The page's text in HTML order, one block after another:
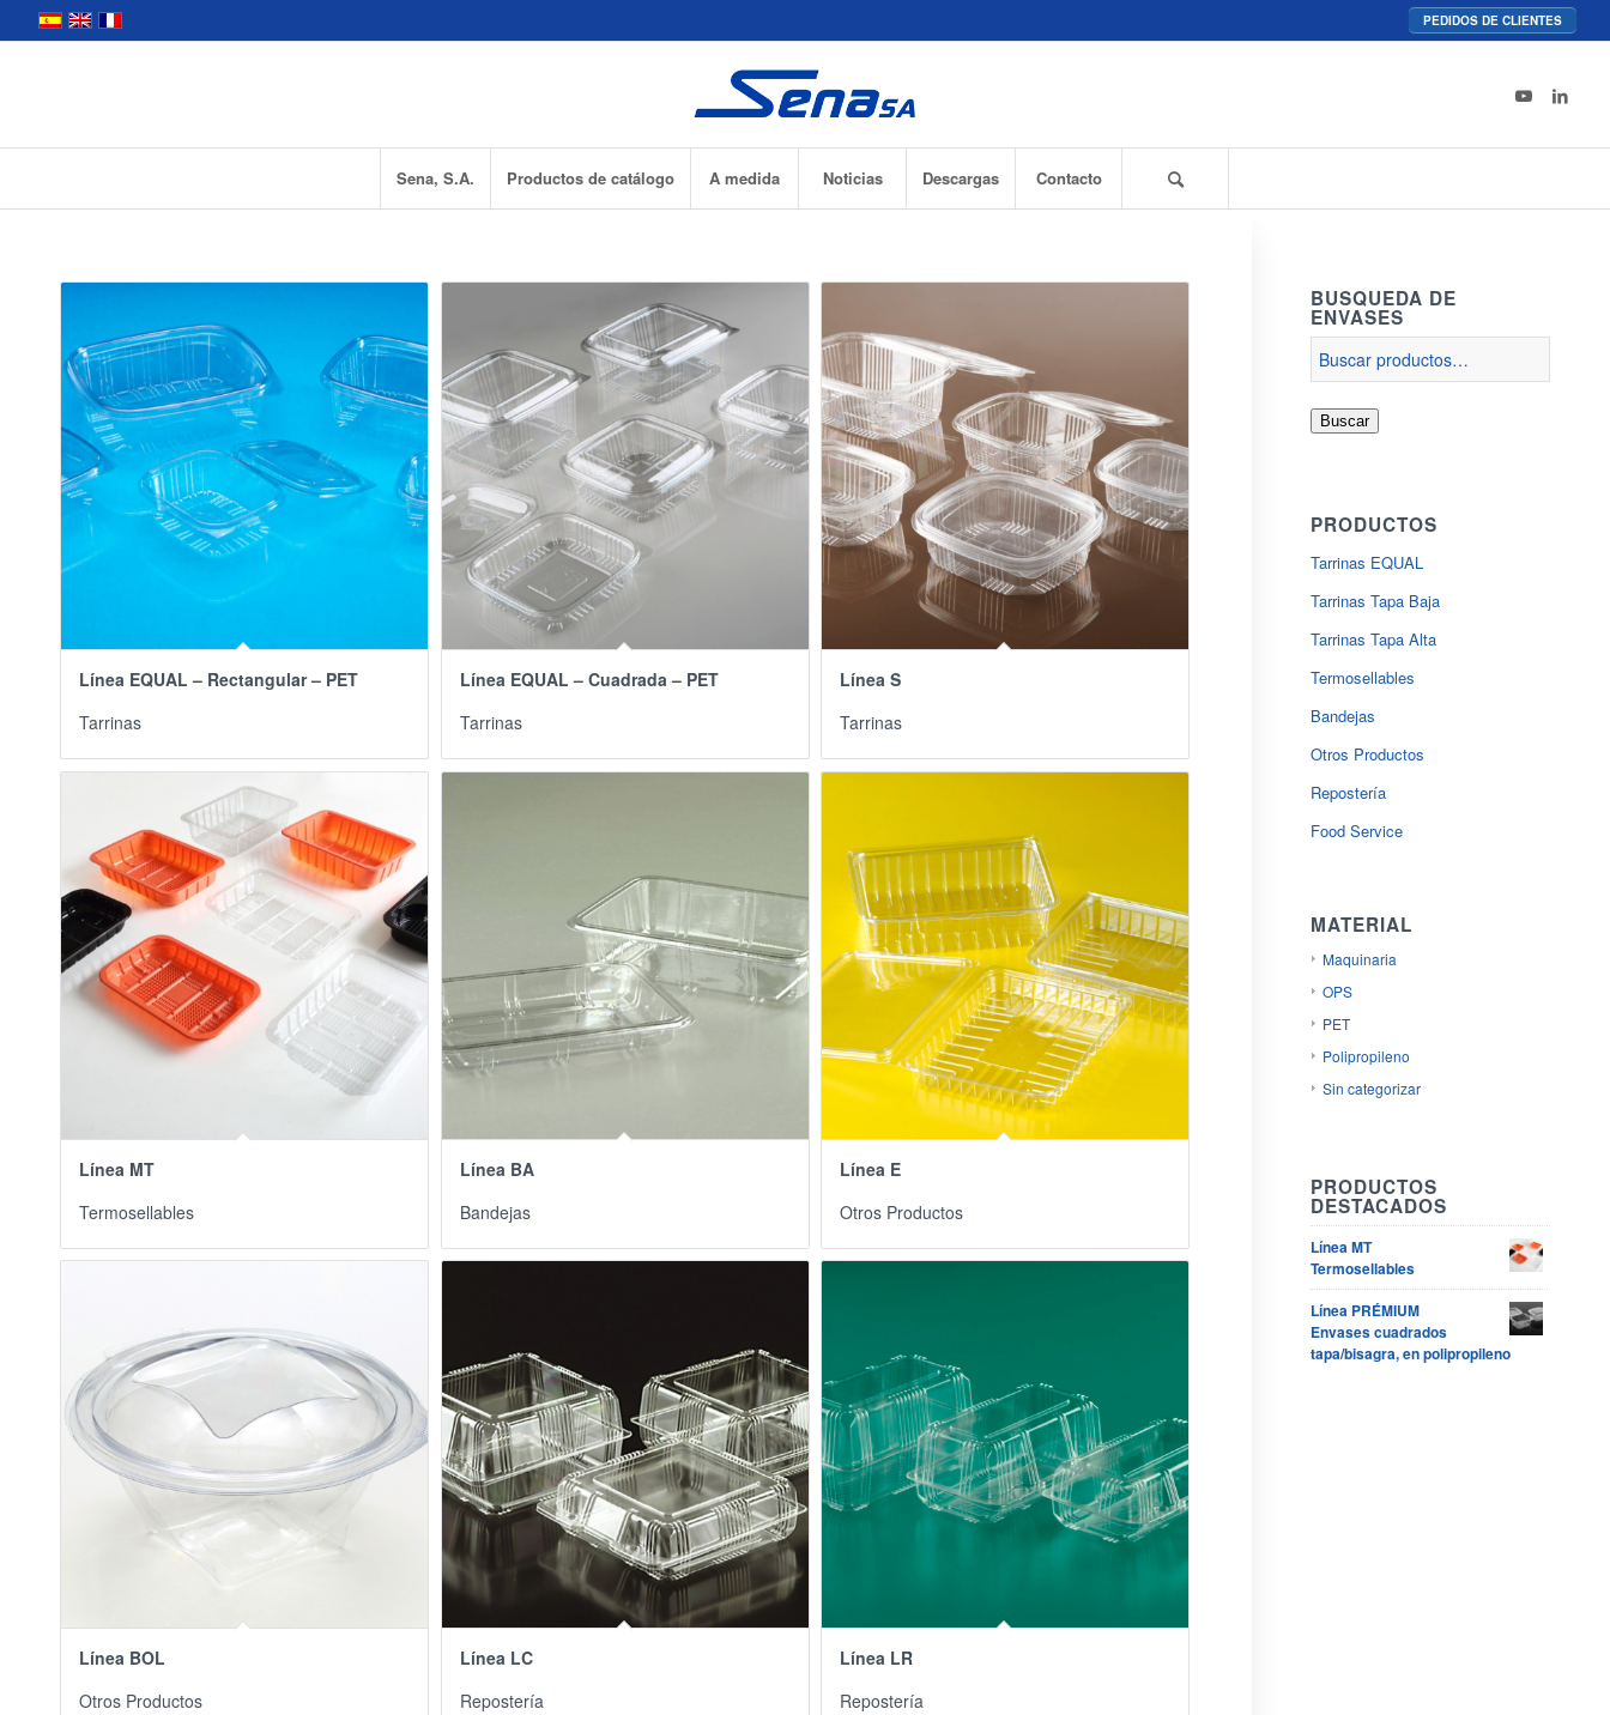
PEDIDOS DE CLIENTES
Sena, S.A. Productos de catálogo A medida Noticias Descargas Contacto
Línea EQUAL – Rectangular – PET
Tarrinas
Línea EQUAL – Cuadrada – PET
Tarrinas
Línea S
Tarrinas
Línea MT
Termosellables
Línea BA
Bandejas
Línea E
Otros Productos
Línea BOL
Otros Productos
Línea LC
Repostería
Línea LR
Repostería
BUSQUEDA DE
ENVASES
Buscar
PRODUCTOS
Tarrinas EQUAL
Tarrinas Tapa Baja
Tarrinas Tapa Alta
Termosellables
Bandejas
Otros Productos
Repostería
Food Service
MATERIAL
Maquinaria
OPS
PET
Polipropileno
Sin categorizar
PRODUCTOS
DESTACADOS
Línea MT
Termosellables
Línea PRÉMIUM
Envases cuadrados
tapa/bisagra, en polipropileno